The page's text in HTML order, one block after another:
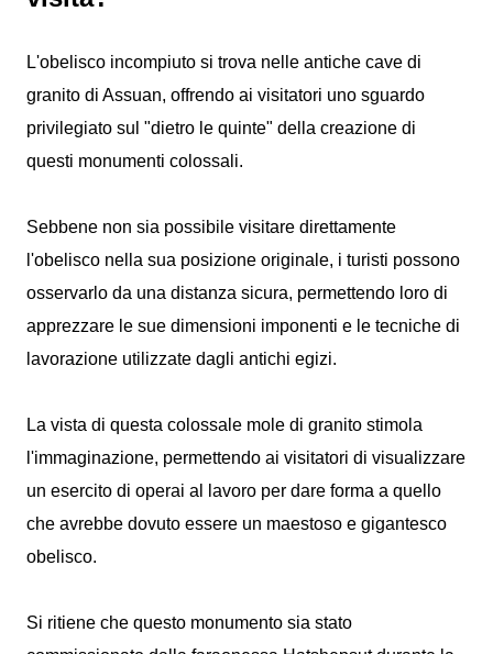
L'obelisco incompiuto si trova nelle antiche cave di
granito di Assuan, offrendo ai visitatori uno sguardo
privilegiato sul "dietro le quinte" della creazione di
questi monumenti colossali.
Sebbene non sia possibile visitare direttamente
l'obelisco nella sua posizione originale, i turisti possono
osservarlo da una distanza sicura, permettendo loro di
apprezzare le sue dimensioni imponenti e le tecniche di
lavorazione utilizzate dagli antichi egizi.
La vista di questa colossale mole di granito stimola
l'immaginazione, permettendo ai visitatori di visualizzare
un esercito di operai al lavoro per dare forma a quello
che avrebbe dovuto essere un maestoso e gigantesco
obelisco.
Si ritiene che questo monumento sia stato